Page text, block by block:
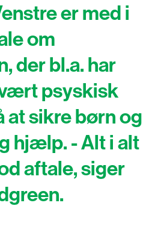
er med i
om
der bl.a. har
psyskisk
at sikre børn og
hjælp. - Alt i alt
aftale, siger